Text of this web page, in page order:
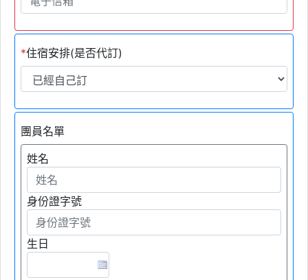
*住宿安排(是否代訂)
團員名單
姓名
身份證字號
生日